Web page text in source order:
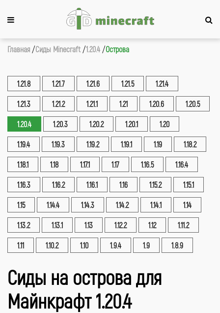
Главная Сиды Minecraft 1.20.4 Острова
1.21.8 1.21.7 1.21.6 1.21.5 1.21.4
1.21.3 1.21.2 1.21.1 1.21 1.20.6 1.20.5
1.20.4 1.20.3 1.20.2 1.20.1 1.20
1.19.4 1.19.3 1.19.2 1.19.1 1.19 1.18.2
1.18.1 1.18 1.17.1 1.17 1.16.5 1.16.4
1.16.3 1.16.2 1.16.1 1.16 1.15.2 1.15.1
1.15 1.14.4 1.14.3 1.14.2 1.14.1 1.14
1.13.2 1.13.1 1.13 1.12.2 1.12 1.11.2
1.11 1.10.2 1.10 1.9.4 1.9 1.8.9
Сиды на острова для
Майнкрафт 1.20.4